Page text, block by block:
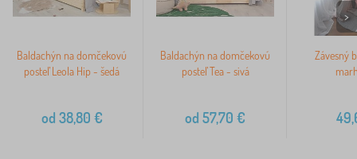
Baldachýn na domčekovú
posteľ Leola Hip - šedá
od 38,80 €
Baldachýn na domčekovú
posteľ Tea - sivá
od 57,70 €
Závesný
>